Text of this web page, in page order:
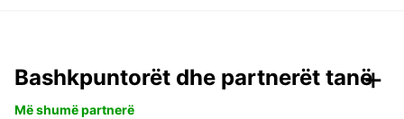
Bashkpuntorët dhe partnerët tanë
Më shumë partnerë